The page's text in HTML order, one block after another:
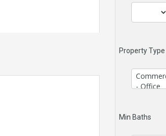
Property Type
Min Baths